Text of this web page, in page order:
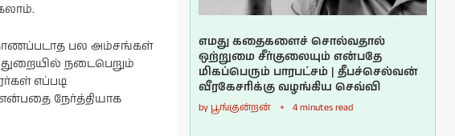
பல அம்சங்கள்
நடைபெறும்
எப்படி
என்பதை நேர்த்தியாக
எமது கதைகளைச் சொல்வதால்
ஒற்றுமை சீர்குலையும் என்பதே
மிகப்பெரும் பாரபட்சம் | தீபச்செல்வன்
வீரகேசரிக்கு வழங்கிய செவ்வி
by பூங்குன்றன் 4 minutes read